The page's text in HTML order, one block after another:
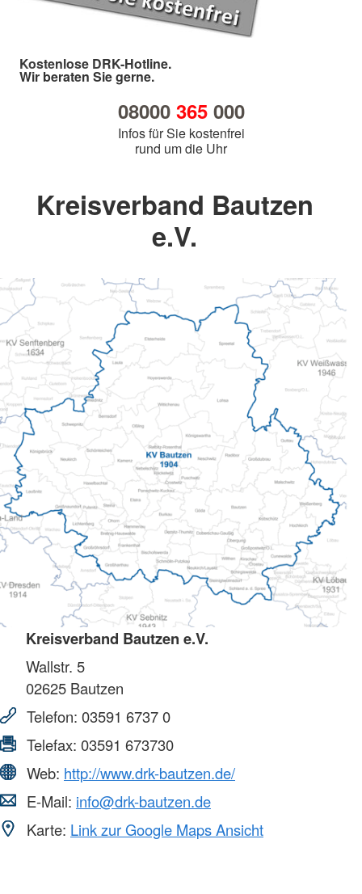
Kostenlose DRK-Hotline.
Wir beraten Sie gerne.
08000 365000
Infos für Sie kostenfrei
rund um die Uhr
Kreisverband Bautzen
e.V.
Kreisverband Bautzen e.V.
Wallstr. 5
02625 Bautzen
Telefon: 03591 6737 0
Telefax: 03591 673730
Web: http://www.drk-bautzen.de/
E-Mail: info@drk-bautzen.de
Karte: Link zur Google Maps Ansicht